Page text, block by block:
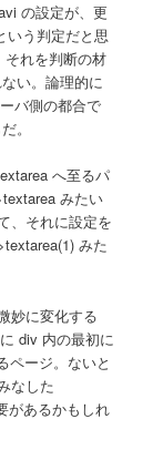
の設定が、更
いう判定だと思
それを判断の材
い。論理的に
バ側の都合で
。
へ至るパ
みたい
、それに設定を
みた
妙に変化する
div 内の最初に
ページ。ないと
なした
があるかもしれ